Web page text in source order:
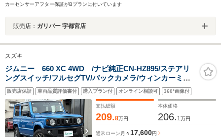
カーセンサーアフター保証がBプランに付いています
販売店： ガリバー 宇都宮店
スズキ
ジムニー 660 XC 4WD /ナビ純正CN-HZ895/ステアリ
ングスイッチ/フルセグTV/バックカメラ/ウィンカーミラ
ー/ミラーヒーター/アイソフィックス/ETC2.0/純正アルミ/
プッシュスタート/スペアキー×1/取扱説明書/保証書
販売店保証 車両品質評価書付 購入プラン付 オンライン相談可 360°画像付
支払総額
209.8万円
本体価格
206. 1万円
通常ローン 月々 17,600円